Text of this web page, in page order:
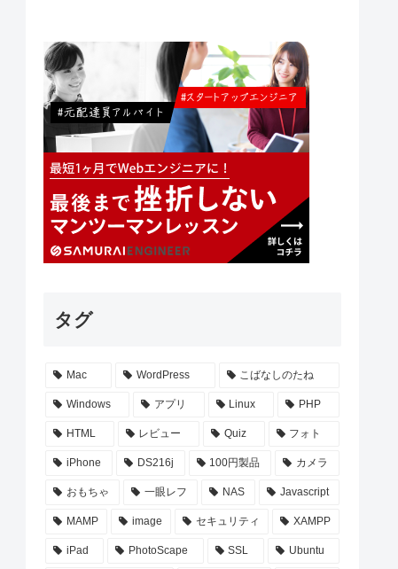
タグ
Mac WordPress こばなしのたね
Windows アプリ Linux PHP
HTML レビュー Quiz フォト
iPhone DS216j 100円製品 カメラ
おもちゃ 一眼レフ NAS Javascript
MAMP image セキュリティ XAMPP
iPad PhotoScape SSL Ubuntu